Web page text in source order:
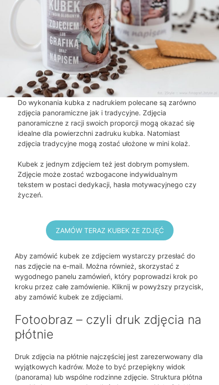
Do wykonania kubka z nadrukiem polecane są zarówno
zdjęcia panoramiczne jak i tradycyjne. Zdjęcia
panoramiczne z racji swoich proporcji mogą okazać się
idealne dla powierzchni zadruku kubka. Natomiast
zdjęcia tradycyjne mogą zostać ułożone w mini kolaż.
Kubek z jednym zdjęciem też jest dobrym pomysłem.
Zdjęcie może zostać wzbogacone indywidualnym
tekstem w postaci dedykacji, hasła motywacyjnego czy
życzeń.
ZAMÓW TERAZ KUBEK ZE ZDJĘĆ
Aby zamówić kubek ze zdjęciem wystarczy przesłać do
nas zdjęcie na e-mail. Można również, skorzystać z
wygodnego panelu zamówień, który poprowadzi krok po
kroku przez całe zamówienie. Kliknij w powyższy przycisk,
aby zamówić kubek ze zdjęciami.
Fotoobraz – czyli druk zdjęcia na
płótnie
Druk zdjęcia na płótnie najczęściej jest zarezerwowany dla
wyjątkowych kadrów. Może to być przepiękny widok
(panorama) lub wspólne rodzinne zdjęcie. Struktura płótna